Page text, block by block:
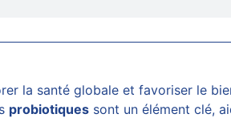
la santé globale et favoriser le
probiotiques sont un élément clé,